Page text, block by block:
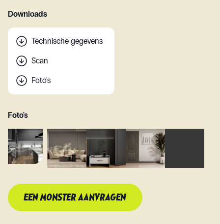
Downloads
Technische gegevens
Scan
Foto's
Foto's
EEN MONSTER AANVRAGEN